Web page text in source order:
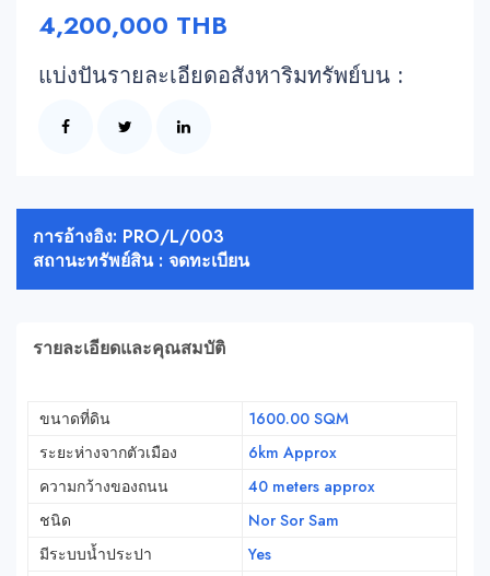
4,200,000 THB
แบ่งปันรายละเอียดอสังหาริมทรัพย์บน :
การอ้างอิง: PRO/L/003
สถานะทรัพย์สิน : จดทะเบียน
รายละเอียดและคุณสมบัติ
ขนาดที่ดิน
1600.00 SQM
ระยะห่างจากตัวเมือง
6km Approx
ความกว้างของถนน
40 meters approx
ชนิด
Nor Sor Sam
มีระบบน้ำประปา
Yes